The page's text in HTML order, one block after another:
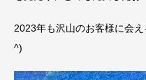
2023年も沢山のお客様に会
^)